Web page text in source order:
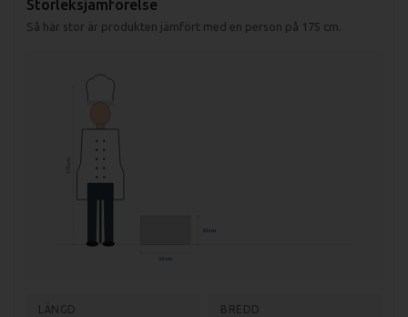
Storleksjämförelse
Så här stor är produkten jämfört med en person på 175 cm.
175 cm
32 cm
55 cm
LÄNGD BREDD